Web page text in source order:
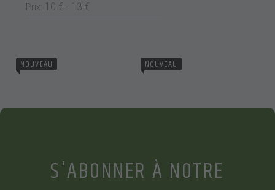
Prix: 10 € - 13 €
(PLEUROTUS OSTREATUS)
NOUVEAU NOUVEAU
S'ABONNER À NOTRE